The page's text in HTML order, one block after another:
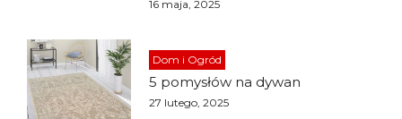
16 maja, 2025
Dom i Ogród
5 pomysłów na dywan
27 lutego, 2025